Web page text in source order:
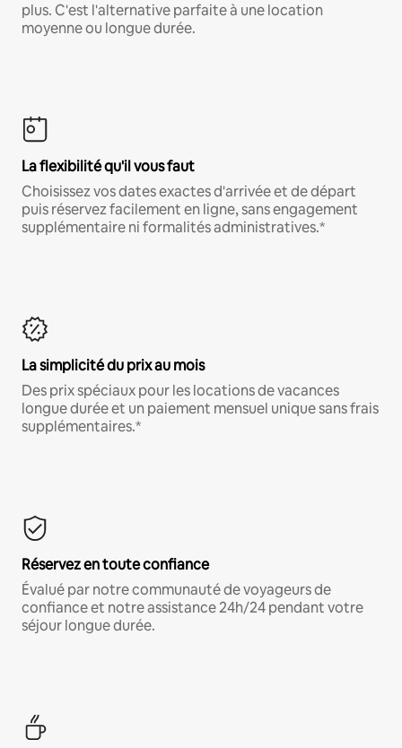
plus. C'est l'alternative parfaite à une location
moyenne ou longue durée.
La flexibilité qu'il vous faut
Choisissez vos dates exactes d'arrivée et de départ
puis réservez facilement en ligne, sans engagement
supplémentaire ni formalités administratives.*
La simplicité du prix au mois
Des prix spéciaux pour les locations de vacances
longue durée et un paiement mensuel unique sans frais
supplémentaires.*
Réservez en toute confiance
Évalué par notre communauté de voyageurs de
confiance et notre assistance 24h/24 pendant votre
séjour longue durée.